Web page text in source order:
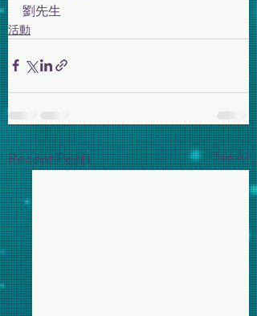
劉先生
活動
Recent Posts See All